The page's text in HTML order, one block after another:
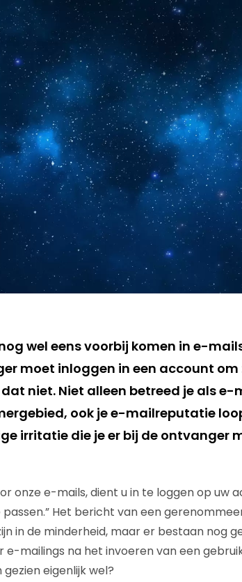
wel eens voorbij komen in e-
moet inloggen in een account om
niet. Niet alleen betreed je als e-
ook je e-mailreputatie
irritatie die je er bij de ontvanger
onze e-mails, dient u in te loggen op uw
Het bericht van een
in de minderheid, maar er bestaan nog
e-mailings na het invoeren van een
eigenlijk wel?